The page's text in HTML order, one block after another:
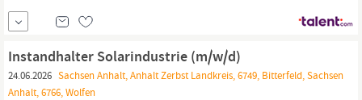
idealerweise Kenntnisse im Bereich Produktions-IT analytische
Stärke, ausgeprägte Beratungskompetenz und
Kommunikationsfähigkeit sehr gute Deutsch- und
Englischkenntnisse sowie Reisebereitschaft in die Werke DAS
LIEFERN...
Instandhalter Solarindustrie (m/w/d)
24.06.2026 Sachsen Anhalt, Anhalt Zerbst Landkreis, 6749, Bitterfeld, Sachsen
Anhalt, 6766, Wolfen